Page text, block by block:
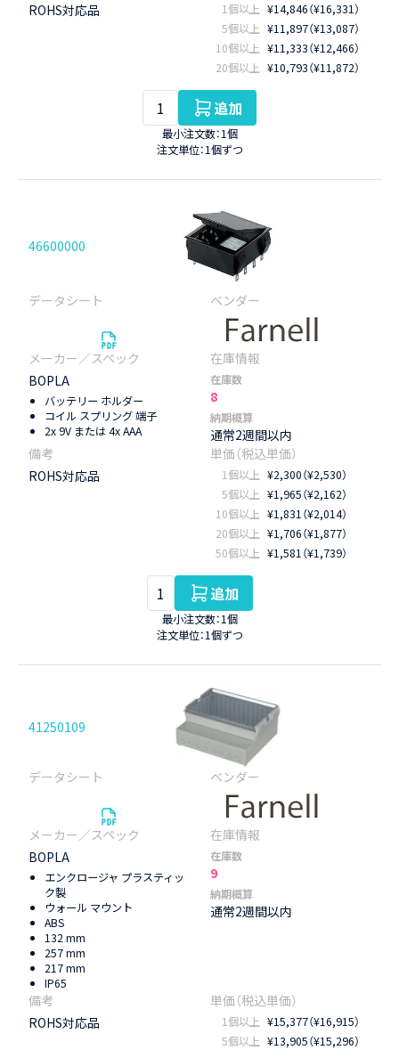
ROHS対応品 1個以上 ¥14,846（¥16,331）
5個以上 ¥11,897（¥13,087）
10個以上 ¥11,333（¥12,466）
20個以上 ¥10,793（¥11,872）
追加
最小注文数：1個
注文単位：1個ずつ
46600000
BOPLA
バッテリー ホルダー
コイル スプリング 端子
2x 9V または 4x AAA
在庫数
8
納期概算
通常2週間以内
ROHS対応品 1個以上 ¥2,300（¥2,530）
5個以上 ¥1,965（¥2,162）
10個以上 ¥1,831（¥2,014）
20個以上 ¥1,706（¥1,877）
50個以上 ¥1,581（¥1,739）
追加
最小注文数：1個
注文単位：1個ずつ
41250109
BOPLA
エンクロージャ プラスティッ
ク製
ウォール マウント
ABS
132 mm
257 mm
217 mm
IP65
在庫数
9
納期概算
通常2週間以内
ROHS対応品 1個以上 ¥15,377（¥16,915）
5個以上 ¥13,905（¥15,296）